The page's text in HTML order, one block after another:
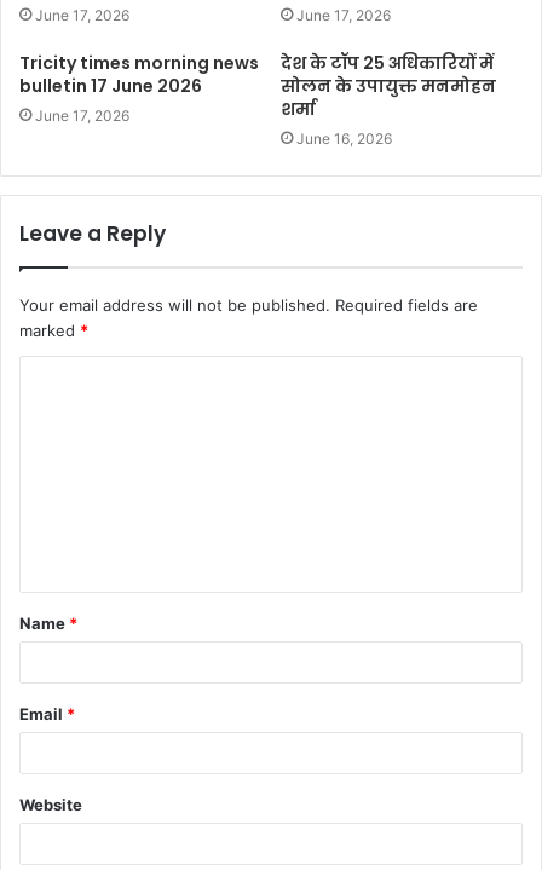
June 17, 2026 June 17, 2026
Tricity times morning news
bulletin 17 June 2026
June 17, 2026
देश के टॉप 25 अधिकारियों में
सोलन के उपायुक्त मनमोहन
शर्मा
June 16, 2026
Leave a Reply
Your email address will not be published. Required fields are
marked *
Name *
Email *
Website